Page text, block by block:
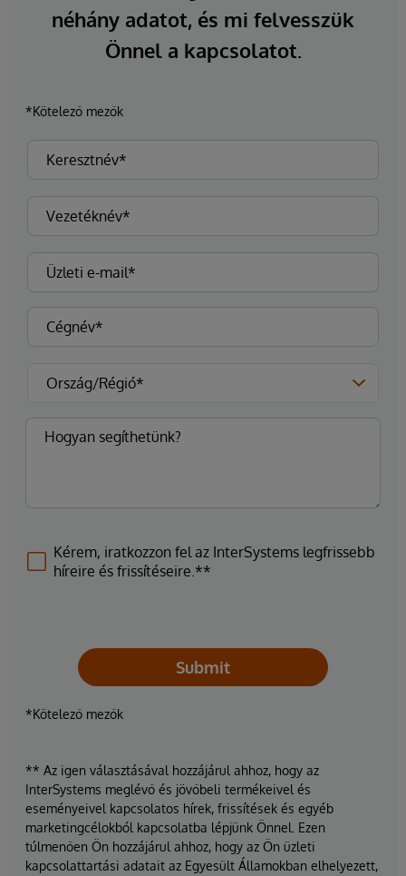
néhány adatot, és mi felvesszük
Önnel a kapcsolatot.
*Kötelező mezők
Kérem, iratkozzon fel az InterSystems legfrissebb
híreire és frissítéseire.**
Submit
*Kötelező mezők
** Az igen választásával hozzájárul ahhoz, hogy az
InterSystems meglévő és jövőbeli termékeivel és
eseményeivel kapcsolatos hírek, frissítések és egyéb
marketingcélokból kapcsolatba lépjünk Önnel. Ezen
túlmenően Ön hozzájárul ahhoz, hogy az Ön üzleti
kapcsolattartási adatait az Egyesült Államokban elhelyezett,